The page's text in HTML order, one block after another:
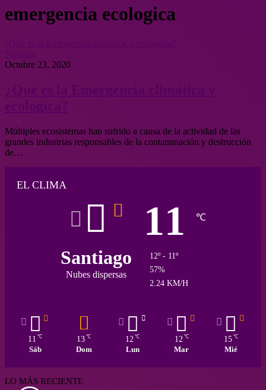
emergencia ecologica
Octubre 23, 2020
Múltiples ecosistemas han sufrido a causa de la actividad de las
grandes industrias responsables de la contaminación y destrucción
de…
EL CLIMA
Santiago
Nubes dispersas
11 ℃
12º - 11º
57%
2.24 KM/H
11 ℃
Sáb
13 ℃
Dom
12 ℃
Lun
12 ℃
Mar
15 ℃
Mié
LO MÁS RECIENTE